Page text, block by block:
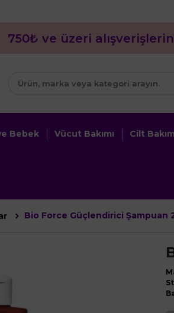
750₺ ve üzeri
Bebek Vücut Bakımı Cilt
Bio Force Güçlendirici Şampuan